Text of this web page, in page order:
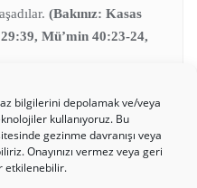
bilgilerini depolamak ve/veya
kullanıyoruz. Bu
gezinme davranışı veya
Onayınızı vermez veya geri
etkilenebilir.
(Bakınız: Kasas
Mü’min 40:23-24,
oturmuşken, Kuran
ve49).
ve masallarına: